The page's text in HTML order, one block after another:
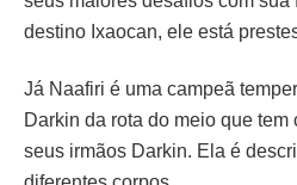
destino Ixaocan, ele está
Já Naafiri é uma campeã
Darkin da rota do meio que
seus irmãos Darkin. Ela é